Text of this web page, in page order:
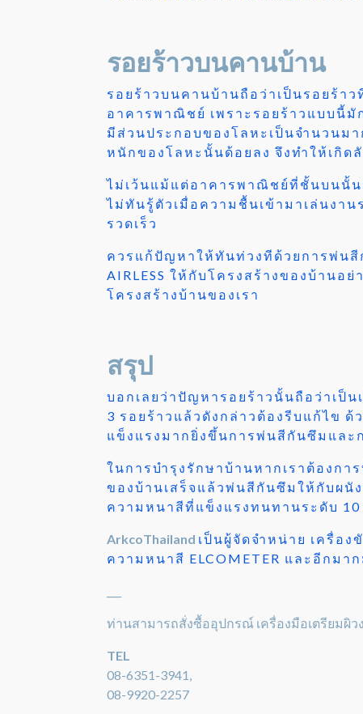
รอยร้าวบนคานบ้าน
รอยร้าวบนคานบ้านถือว่าเป็นรอยร้า
อาคารพาณิชย์ เพราะรอยร้าวแบบนี้
มีส่วนประกอบของโลหะเป็นจำนวนม
หนักของโลหะนั้นด้อยลง จึงทำให้เกิ
ไม่เว้นแม้แต่อาคารพาณิชย์ที่ชั้นบนนั้
ไม่ทันรู้ตัวเมื่อความชื้นเข้ามาเล่นงา
รวดเร็ว
ควรแก้ปัญหาให้ทันท่วงทีด้วยการพ่นสี
AIRLESS ให้กับโครงสร้างของบ้าน
โครงสร้างบ้านของเรา
สรุป
บอกเลยว่าปัญหารอยร้าวนั้นถือว่าเป็
3 รอยร้าวแล้วดังกล่าวต้องรีบแก้ไข ด้
แข็งแรงมากยิ่งขึ้นการพ่นสีกันซึมและ
ในการบำรุงรักษาบ้านหากเราต้องกา
ของบ้านเสร็จแล้วพ่นสีกันซึมให้กับผนัง
ความหนาสีที่แข็งแรงทนทานระดับ
ArkcoThailand เป็นผู้จัดจำหน่าย เครื่อง
ความหนาสี ELCOMETER และอีกมา
ท่านสามารถสั่งซื้ออุปกรณ์ เครื่องมือเตรียมผิว
TEL
08-6351-3941,
08-9920-2257